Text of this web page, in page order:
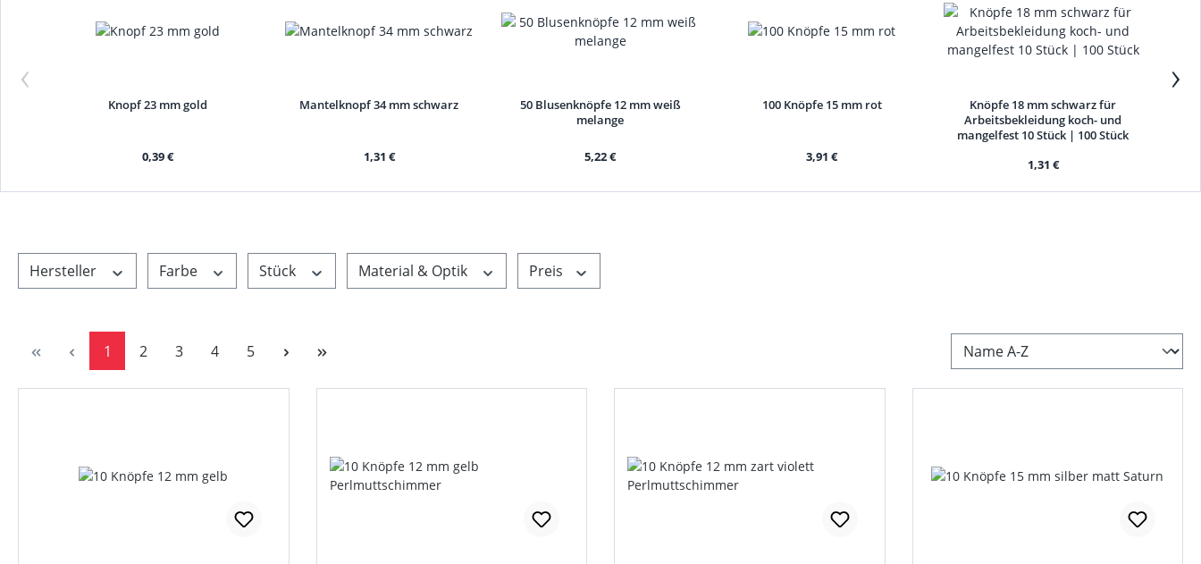
‹
Knopf 23 mm gold
0,39 €
Mantelknopf 34 mm schwarz
1,31 €
50 Blusenknöpfe 12 mm weiß
melange
5,22 €
100 Knöpfe 15 mm rot
3,91 €
Knöpfe 18 mm schwarz für
Arbeitsbekleidung koch- und
mangelfest 10 Stück | 100 Stück
1,31 €
›
Hersteller Farbe Stück Material & Optik Preis
Seite
1 Seite
2 Seite
3 Seite
4 Seite
5